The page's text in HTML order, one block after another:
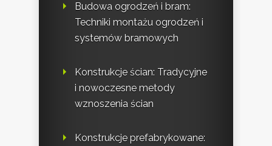
Budowa ogrodzeń i bram:
Techniki montażu ogrodzeń i
systemów bramowych
Konstrukcje ścian: Tradycyjne
i nowoczesne metody
wznoszenia ścian
Konstrukcje prefabrykowane: